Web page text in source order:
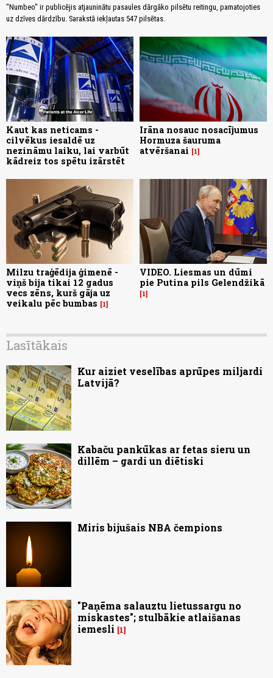
"Numbeo" ir publicējis atjauninātu pasaules dārgāko pilsētu reitingu, pamatojoties
uz dzīves dārdzību. Sarakstā iekļautas 547 pilsētas.
Kaut kas neticams -
cilvēkus iesaldē uz
nezināmu laiku, lai varbūt
kādreiz tos spētu izārstēt
Irāna nosauc nosacījumus
Hormuza šauruma
atvēršanai
1
Milzu traģēdija ģimenē -
viņš bija tikai 12 gadus
vecs zēns, kurš gāja uz
veikalu pēc bumbas
1
VIDEO. Liesmas un dūmi
pie Putina pils Gelendžikā
1
Lasītākais
Kur aiziet veselības aprūpes miljardi
Latvijā?
Kabaču pankūkas ar fetas sieru un
dillēm – gardi un diētiski
Miris bijušais NBA čempions
"Paņēma salauztu lietussargu no
miskastes"; stulbākie atlaišanas
iemesli
1